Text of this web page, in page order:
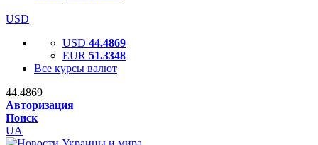
USD
USD 44.4869
EUR 51.3348
Все курсы валют
44.4869
Авторизация
Поиск
UA